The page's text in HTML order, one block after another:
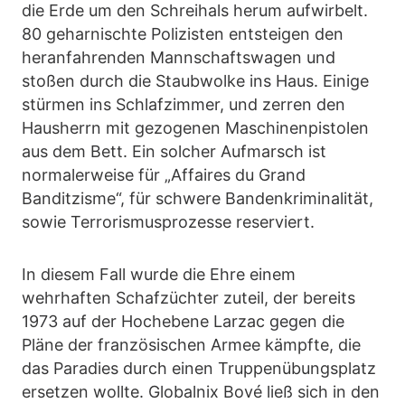
die Erde um den Schreihals herum aufwirbelt.
80 geharnischte Polizisten entsteigen den
heranfahrenden Mannschaftswagen und
stoßen durch die Staubwolke ins Haus. Einige
stürmen ins Schlafzimmer, und zerren den
Hausherrn mit gezogenen Maschinenpistolen
aus dem Bett. Ein solcher Aufmarsch ist
normalerweise für „Affaires du Grand
Banditzisme“, für schwere Bandenkriminalität,
sowie Terrorismusprozesse reserviert.
In diesem Fall wurde die Ehre einem
wehrhaften Schafzüchter zuteil, der bereits
1973 auf der Hochebene Larzac gegen die
Pläne der französischen Armee kämpfte, die
das Paradies durch einen Truppenübungsplatz
ersetzen wollte. Globalnix Bové ließ sich in den